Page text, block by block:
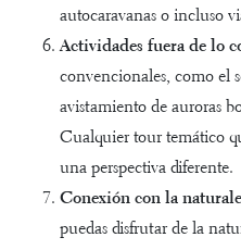
autocaravanas o incluso
Actividades fuera de lo
convencionales, como el
avistamiento de auroras
Cualquier tour temático
una perspectiva diferente.
Conexión con la
puedas disfrutar de la